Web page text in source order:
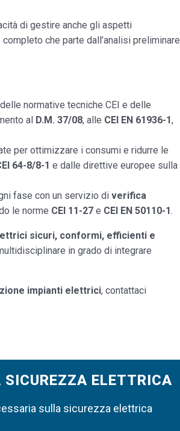
di gestire anche gli aspetti
che parte dall’analisi preliminare
normative tecniche CEI e delle
al D.M. 37/08, alle CEI EN 61936-1,
per ottimizzare i consumi e ridurre le
64-8/8-1 e dalle direttive europee sulla
fase con un servizio di verifica
le norme CEI 11-27 e CEI EN 50110-1.
sicuri, conformi, efficienti e
in grado di integrare
impianti elettrici, contattaci
ELETTRICA
sulla sicurezza elettrica